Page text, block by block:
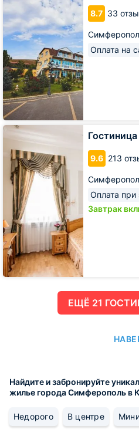
8.7 33
Оплата на
9.6 213
Оплата при
Завтрак
Гостиница
Таврическая
ЕЩË 21
Найдите и забронируйте
жилье города Симферополь в
Недорого В центре